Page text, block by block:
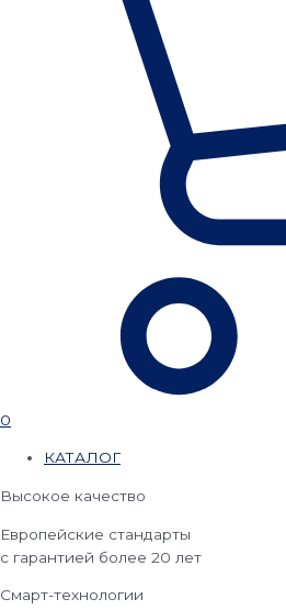
0
КАТАЛОГ
Высокое качество
Европейские стандарты
с гарантией более 20 лет
Смарт-технологии